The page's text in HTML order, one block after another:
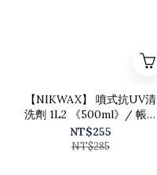
【NIKWAX】 噴式抗UV清
洗劑 1L2 《500ml》/ 帳篷
保養、背包保養、裝備清洗
NT$255
NT$285